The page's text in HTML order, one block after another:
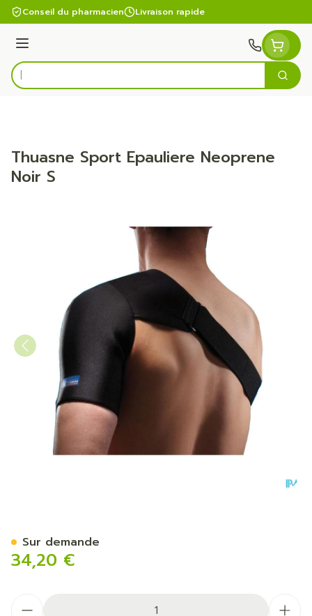
Aller au contenu
Conseil du pharmacien Livraison rapide
Menu
Rechercher
Thuasne Sport Epauliere Neoprene
Noir S
34,20 €
Sur demande